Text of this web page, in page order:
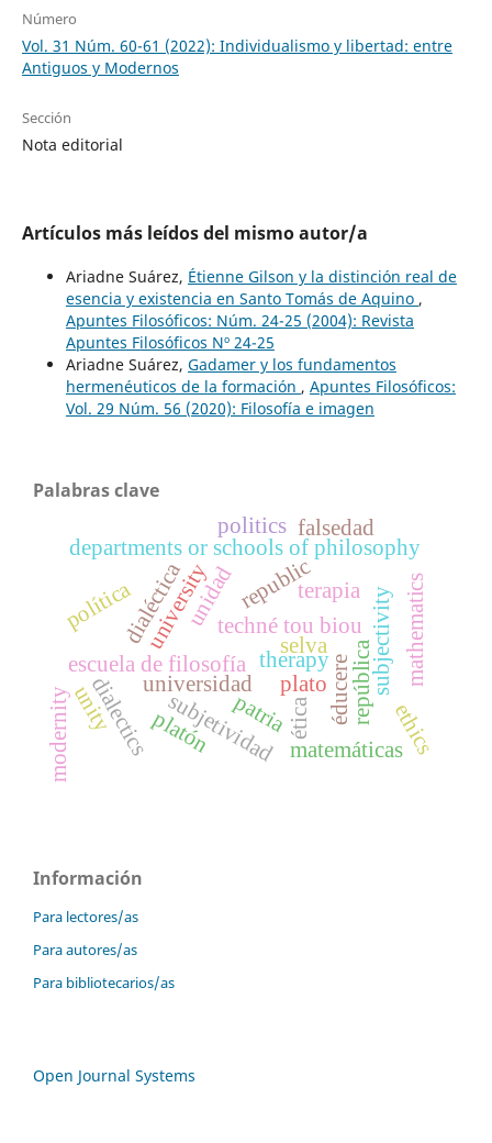
Número
Vol. 31 Núm. 60-61 (2022): Individualismo y libertad: entre
Antiguos y Modernos
Sección
Nota editorial
Artículos más leídos del mismo autor/a
Ariadne Suárez, Étienne Gilson y la distinción real de
esencia y existencia en Santo Tomás de Aquino ,
Apuntes Filosóficos: Núm. 24-25 (2004): Revista
Apuntes Filosóficos Nº 24-25
Ariadne Suárez, Gadamer y los fundamentos
hermenéuticos de la formación , Apuntes Filosóficos:
Vol. 29 Núm. 56 (2020): Filosofía e imagen
Palabras clave
universidad
escuela de filosofía
techné tou biou
terapia
éducere
subjetividad
university
departments or schools of philosophy
therapy subjectivity
platón
república
matemáticas
dialécticaunidad
plato
republic mathematics
dialectics
unity ética
política
modernity ethics
politics
patria
selva
falsedad
Información
Para lectores/as
Para autores/as
Para bibliotecarios/as
Open Journal Systems